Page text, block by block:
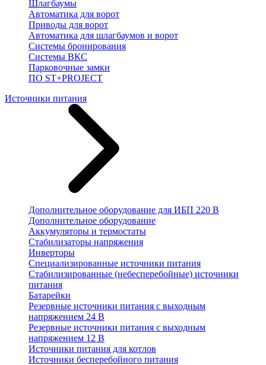
Шлагбаумы
Автоматика для ворот
Приводы для ворот
Автоматика для шлагбаумов и ворот
Системы бронирования
Системы ВКС
Парковочные замки
ПО ST+PROJECT
Источники питания
Дополнительное оборудование для ИБП 220 В
Дополнительное оборудование
Аккумуляторы и термостаты
Стабилизаторы напряжения
Инверторы
Специализированные источники питания
Стабилизированные (небесперебойные) источники
питания
Батарейки
Резервные источники питания с выходным
напряжением 24 В
Резервные источники питания с выходным
напряжением 12 В
Источники питания для котлов
Источники бесперебойного питания